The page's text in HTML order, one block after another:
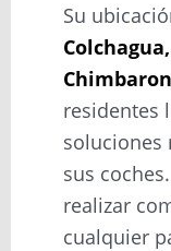
Su
residentes
soluciones
sus
realizar
cualquier